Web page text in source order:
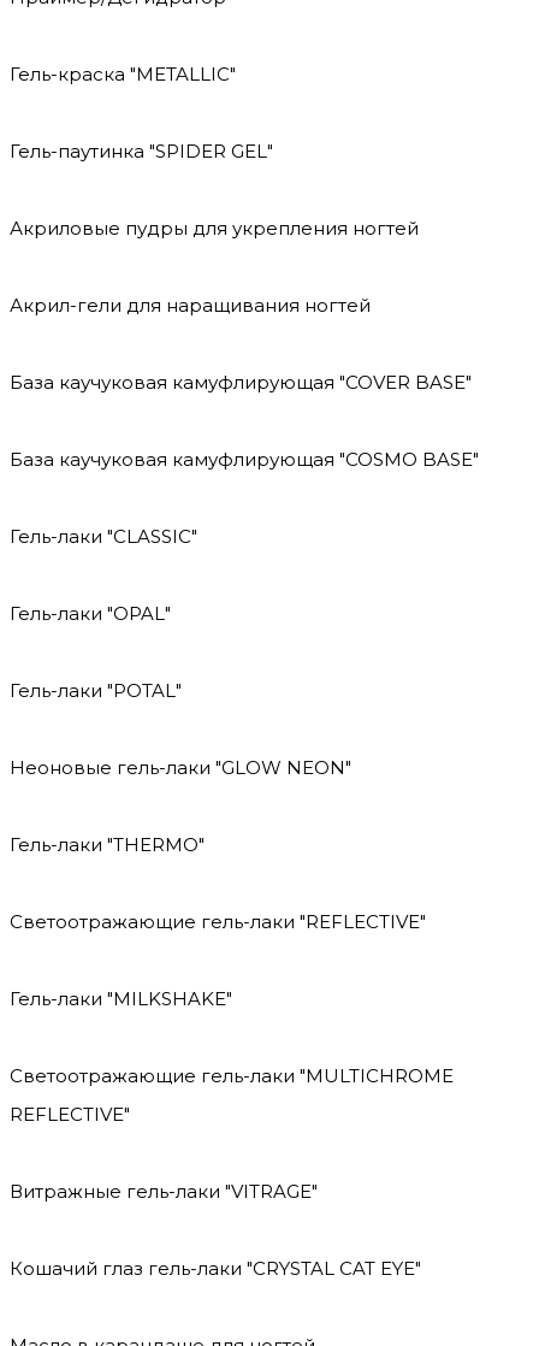
Гель-краска "METALLIC"
Гель-паутинка "SPIDER GEL"
Акриловые пудры для укрепления ногтей
Акрил-гели для наращивания ногтей
База каучуковая камуфлирующая "COVER BASE"
База каучуковая камуфлирующая "COSMO BASE"
Гель-лаки "CLASSIC"
Гель-лаки "OPAL"
Гель-лаки "POTAL"
Неоновые гель-лаки "GLOW NEON"
Гель-лаки "THERMO"
Светоотражающие гель-лаки "REFLECTIVE"
Гель-лаки "MILKSHAKE"
Светоотражающие гель-лаки "MULTICHROME
REFLECTIVE"
Витражные гель-лаки "VITRAGE"
Кошачий глаз гель-лаки "CRYSTAL CAT EYE"